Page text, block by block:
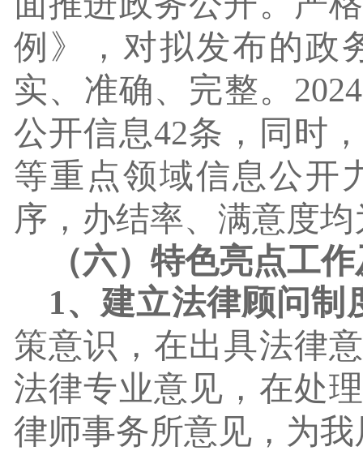
例》，对拟发布的政
实、准确、完整。
公开信息42条，同时
等重点领域信息公开
序，办结率、满意度
（六）特色亮点工
1、建立法律顾问制
策意识，在出具法律
法律专业意见，在处
律师事务所意见，为